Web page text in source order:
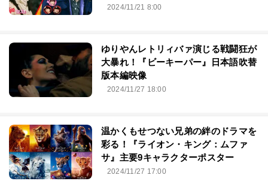
2024/11/21 8:00
ゆりやんレトリィバァ演じる戦闘狂が
大暴れ！『ビーキーパー』日本語吹替
版本編映像
2024/11/27 18:00
温かくもせつない兄弟の絆のドラマを
彩る！『ライオン・キング：ムファ
サ』主要9キャラクターポスター
2024/11/27 17:00